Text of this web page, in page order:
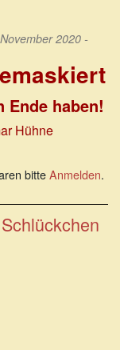
2020 -
Ende haben!
Hühne
bitteAnmelden.